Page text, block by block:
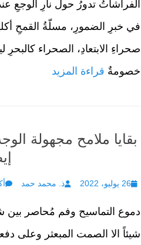
الفراشاتُ تدورُ حول نارِ
في خبرِ الضمورِ، مسلّةُ القمحِ
صحراءِ الابتعادِ، الصحراء كالبحرِ
خصومةٌ قراءة المزيد
بقايا ملامح مجهولة
Posted
26 يوليو، 2022 Author
ذ. محمد حمد
دموع التماسيح وفم مُحاصر بين
شيئاً الا الصمت المبعثر وعلى